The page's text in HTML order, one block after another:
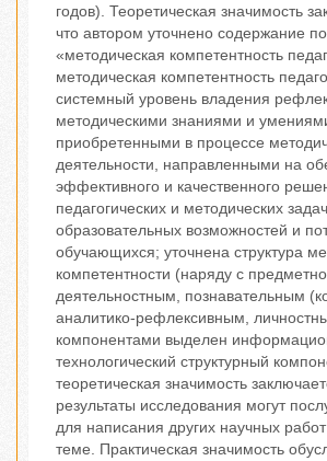
годов). Теоретическая значимость
что автором уточнено содержание
«методическая компетентность
методическая компетентность
системный уровень владения
методическими знаниями и
приобретенными в процессе
деятельности, направленными на
эффективного и качественного
педагогических и методических
образовательных возможностей и
обучающихся; уточнена структура
компетентности (наряду с
деятельностным, познавательным
аналитико-рефлексивным,
компонентами выделен
технологический структурный
теоретическая значимость
результаты исследования могут
для написания других научных
теме. Практическая значимость